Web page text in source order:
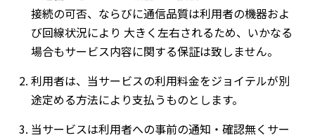
接続の可否、ならびに通信品質は利用者の機器およ
び回線状況により 大きく左右されるため、いかなる
場合もサービス内容に関する保証は致しません。
利用者は、当サービスの利用料金をジョイテルが別
途定める方法により支払うものとします。
当サービスは利用者への事前の通知・確認無くサー